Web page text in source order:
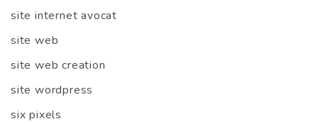
site internet avocat
site web
site web creation
site wordpress
six pixels